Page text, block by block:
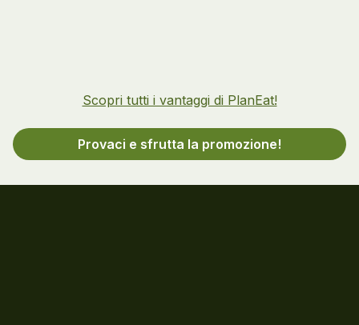
Scopri tutti i vantaggi di PlanEat!
Provaci e sfrutta la promozione!